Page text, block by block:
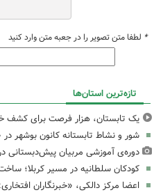
* لطفا متن تصویر را در جعبه متن وارد کنید
تازه‌ترین استان‌ها
یک تابستان، هزار فرصت برای کشف
شور و نشاط تابستانه کانون بوشهر
دوره‌ی آموزشی مربیان پیش‌دبستانی
کودکان سلطانیه در مسیر کربلا؛
اعضا مرکز دالکی، «خبرنگاران